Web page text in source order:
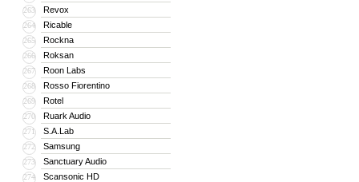
263 Revox
264 Ricable
265 Rockna
266 Roksan
267 Roon Labs
268 Rosso Fiorentino
269 Rotel
270 Ruark Audio
271 S.A.Lab
272 Samsung
273 Sanctuary Audio
274 Scansonic HD